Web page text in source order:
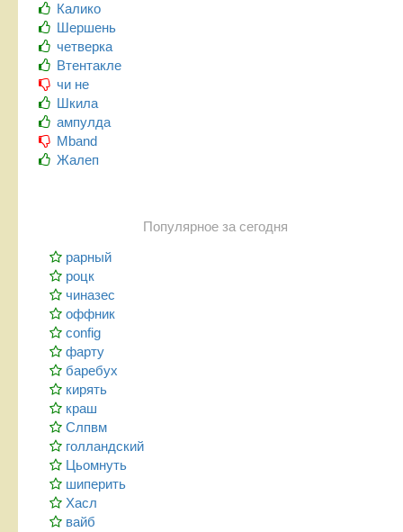
Калико
Шершень
четверка
Втентакле
чи не
Шкила
ампулда
Mband
Жалеп
Популярное за сегодня
рарный
роцк
чиназес
оффник
config
фарту
баребух
кирять
краш
Слпвм
голландский
Цьомнуть
шиперить
Хасл
вайб